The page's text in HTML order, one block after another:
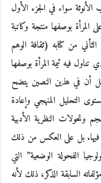
سواء في الجزء الأول
المرأة بوصفها منتجة وكاتبة
من كتابه (ثقافة الوهم
فيه ثيمة المرأة بوصفها
أن في هذين النصين يتضح
التحليل المنهجي وإعادة
وتحولات النظرية الأدبية
فيها. بل على العكس من ذلك
الفحولة الوضعية” التي
السابقة الذكر، ذلك لأنه